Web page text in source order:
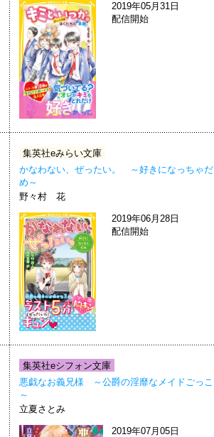
2019年05月31日
配信開始
集英社eみらい文庫
かなわない、ぜったい。 ～好きになっちゃだ
め～
野々村 花
2019年06月28日
配信開始
集英社eシフォン文庫
悪戯なお義兄様 ～公爵の淫靡なメイドごっこ
～
立夏さとみ
2019年07月05日